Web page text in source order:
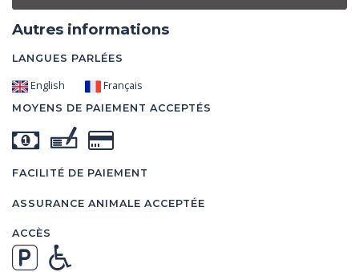
Autres informations
LANGUES PARLÉES
English Français
MOYENS DE PAIEMENT ACCEPTÉS
FACILITÉ DE PAIEMENT
ASSURANCE ANIMALE ACCEPTÉE
ACCÈS